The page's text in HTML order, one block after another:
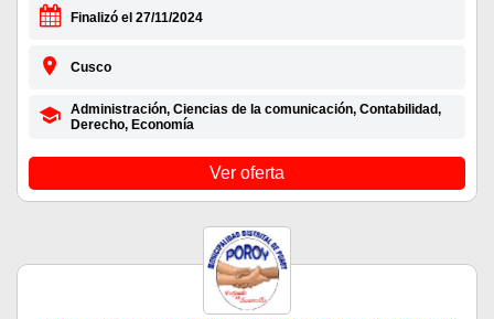
Finalizó el 27/11/2024
Cusco
Administración, Ciencias de la comunicación, Contabilidad,
Derecho, Economía
Ver oferta